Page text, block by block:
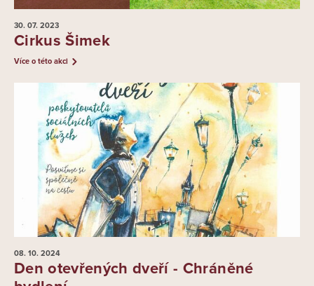
30. 07. 2023
Cirkus Šimek
Více o této akci
08. 10. 2024
Den otevřených dveří - Chráněné